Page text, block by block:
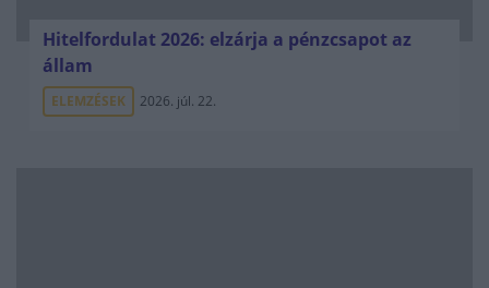
Hitelfordulat 2026: elzárja a pénzcsapot az
állam
ELEMZÉSEK 2026. júl. 22.